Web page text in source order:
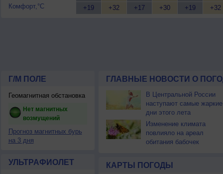
Комфорт,°C
+19
+32
+17
+30
+19
+32
Г/М ПОЛЕ
Геомагнитная обстановка
Нет магнитных
возмущений
Прогноз магнитных бурь
на 3 дня
УЛЬТРАФИОЛЕТ
ГЛАВНЫЕ НОВОСТИ О
В Центральной России
наступают самые жаркие
дни этого лета
Изменение климата
повлияло на ареал
обитания бабочек
КАРТЫ ПОГОДЫ